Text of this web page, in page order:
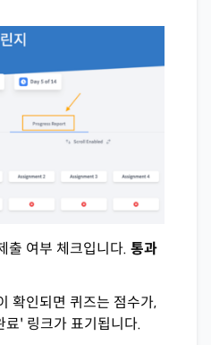
출 여부 체크입니다. 통과
확인되면 퀴즈는 점수가,
' 링크가 표기됩니다.